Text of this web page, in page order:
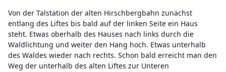
Von der Talstation der alten Hirschbergbahn zunächst
entlang des Liftes bis bald auf der linken Seite ein Haus
steht. Etwas oberhalb des Hauses nach links durch die
Waldlichtung und weiter den Hang hoch. Etwas unterhalb
des Waldes wieder nach rechts. Schon bald erreicht man den
Weg der unterhalb des alten Liftes zur Unteren